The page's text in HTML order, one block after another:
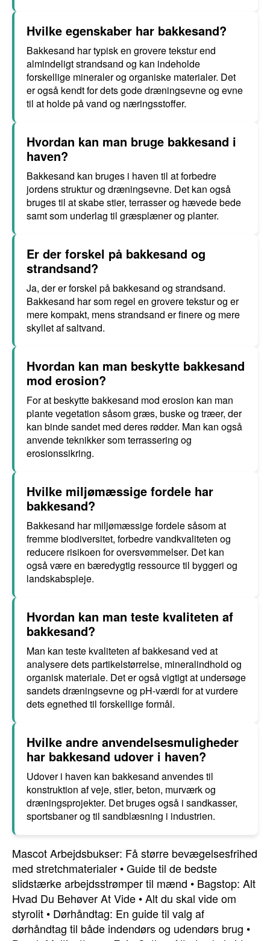
Hvilke egenskaber har bakkesand?
Bakkesand har typisk en grovere tekstur end
almindeligt strandsand og kan indeholde
forskellige mineraler og organiske materialer. Det
er også kendt for dets gode dræningsevne og evne
til at holde på vand og næringsstoffer.
Hvordan kan man bruge bakkesand i
haven?
Bakkesand kan bruges i haven til at forbedre
jordens struktur og dræningsevne. Det kan også
bruges til at skabe stier, terrasser og hævede bede
samt som underlag til græsplæner og planter.
Er der forskel på bakkesand og
strandsand?
Ja, der er forskel på bakkesand og strandsand.
Bakkesand har som regel en grovere tekstur og er
mere kompakt, mens strandsand er finere og mere
skyllet af saltvand.
Hvordan kan man beskytte bakkesand
mod erosion?
For at beskytte bakkesand mod erosion kan man
plante vegetation såsom græs, buske og træer, der
kan binde sandet med deres rødder. Man kan også
anvende teknikker som terrassering og
erosionssikring.
Hvilke miljømæssige fordele har
bakkesand?
Bakkesand har miljømæssige fordele såsom at
fremme biodiversitet, forbedre vandkvaliteten og
reducere risikoen for oversvømmelser. Det kan
også være en bæredygtig ressource til byggeri og
landskabspleje.
Hvordan kan man teste kvaliteten af
bakkesand?
Man kan teste kvaliteten af bakkesand ved at
analysere dets partikelstørrelse, mineralindhold og
organisk materiale. Det er også vigtigt at undersøge
sandets dræningsevne og pH-værdi for at vurdere
dets egnethed til forskellige formål.
Hvilke andre anvendelsesmuligheder
har bakkesand udover i haven?
Udover i haven kan bakkesand anvendes til
konstruktion af veje, stier, beton, murværk og
dræningsprojekter. Det bruges også i sandkasser,
sportsbaner og til sandblæsning i industrien.
Mascot Arbejdsbukser: Få større bevægelsesfrihed
med stretchmaterialer •Guide til de bedste
slidstærke arbejdsstrømper til mænd • Bagstop: Alt
Hvad Du Behøver At Vide •Alt du skal vide om
styrolit • Dørhåndtag: En guide til valg af
dørhåndtag til både indendørs og udendørs brug •